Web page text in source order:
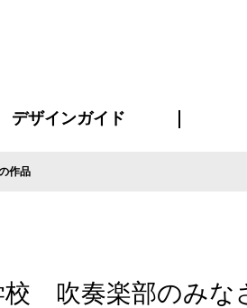
デザインガイド
デザインガイド
デザイン入稿について
デザイン料について
ザインテンプレート集
インテンシュミレーター
体一覧（フォント集）
プリント・加工方法
インクカラー
プリントサイズ
作品
吹奏楽部のみな